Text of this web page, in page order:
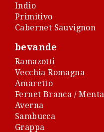
Indio
Primitivo
Cabernet Sauvignon
bevande
Ramazotti
Vecchia Romagna
Amaretto
Fernet Branca / Menta
Averna
Sambucca
Grappa